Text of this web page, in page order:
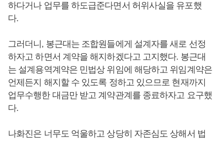
하다거나 업무를 하도급준다면서 허위사실을 유포했
다.
그러더니, 봉근대는 조합원들에게 설계자를 새로 선정
하자고 하면서 계약을 해지하겠다고 고지했다. 봉근대
는 설계용역계약은 민법상 위임에 해당하고 위임계약은
언제든지 해지할 수 있도록 정하고 있으므로 현재까지
업무수행한 대금만 받고 계약관계를 종료하자고 요구했
다.
나화진은 너무도 억울하고 상당히 자존심도 상해서 법